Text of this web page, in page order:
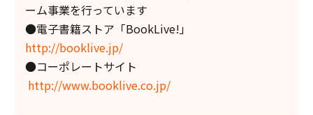
ーム事業を行っています
●電子書籍ストア「BookLive!」
http://booklive.jp/
●コーポレートサイト
http://www.booklive.co.jp/